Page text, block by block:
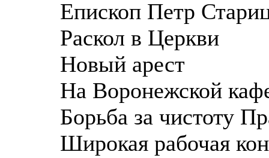
Епископ Петр
Раскол в Церкви
Новый арест
На Воронежской
Борьба за чистоту
Широкая рабочая